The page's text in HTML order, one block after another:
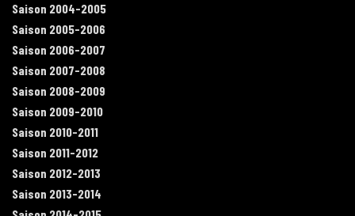
Saison 2004-2005
Saison 2005-2006
Saison 2006-2007
Saison 2007-2008
Saison 2008-2009
Saison 2009-2010
Saison 2010-2011
Saison 2011-2012
Saison 2012-2013
Saison 2013-2014